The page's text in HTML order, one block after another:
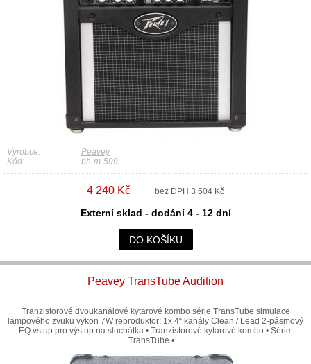
Výrobce:
Peavey
Kód:
bh-m-599
4 240 Kč bez DPH 3 504 Kč
Externí sklad - dodání 4 - 12 dní
DO KOŠÍKU
Peavey TransTube Audition
Tranzistorové dvoukanálové kytarové kombo série TransTube simulace
lampového zvuku výkon 7W reproduktor: 1x 4“ kanály Clean / Lead 2-pásmový
EQ vstup pro výstup na sluchátka • Tranzistorové kytarové kombo • Série:
TransTube • ...